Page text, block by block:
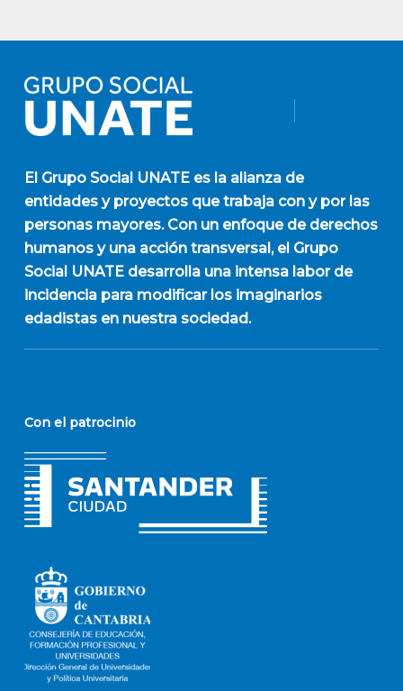
El Grupo Social UNATEes la alianza de
entidades y proyectos que trabaja con y por las
personas mayores. Con un enfoque de derechos
humanos y una acción transversal, el Grupo
Social UNATE desarrolla una intensa labor de
incidencia para modificar los imaginarios
edadistas en nuestra sociedad.
Con el patrocinio